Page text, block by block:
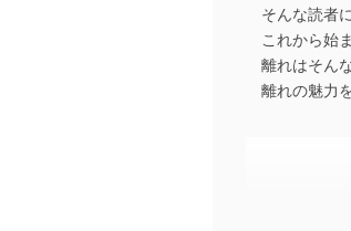
そんな読者に
これから始
離れはそん
離れの魅力